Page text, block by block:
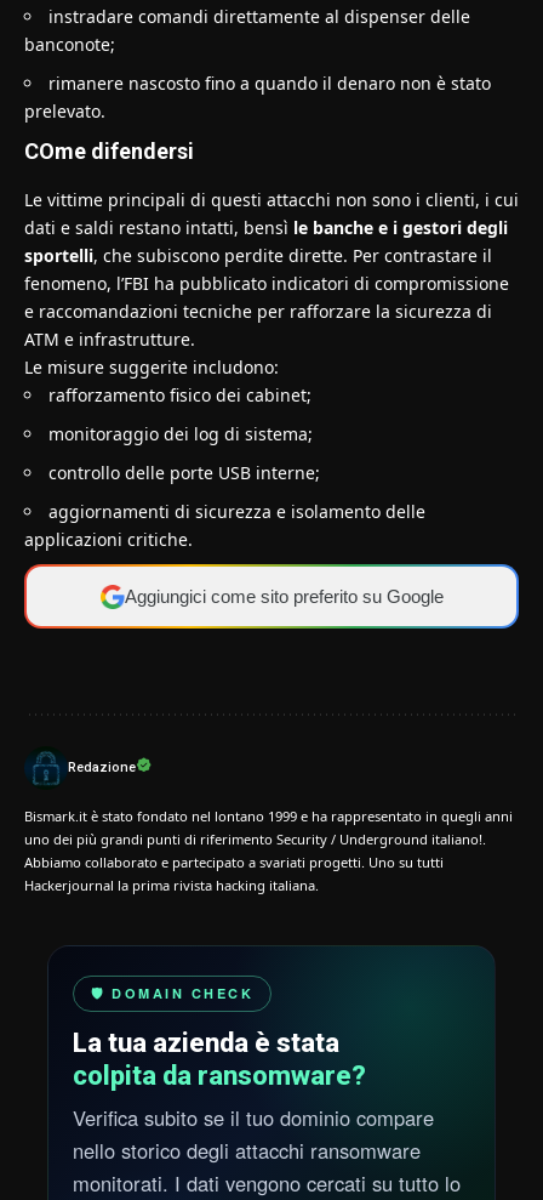
instradare comandi direttamente al dispenser delle
banconote;
rimanere nascosto fino a quando il denaro non è stato
prelevato.
COme difendersi
Le vittime principali di questi attacchi non sono i clienti, i cui
dati e saldi restano intatti, bensì le banche e i gestori degli
sportelli, che subiscono perdite dirette. Per contrastare il
fenomeno, l’FBI ha pubblicato indicatori di compromissione
e raccomandazioni tecniche per rafforzare la sicurezza di
ATM e infrastrutture.
Le misure suggerite includono:
rafforzamento fisico dei cabinet;
monitoraggio dei log di sistema;
controllo delle porte USB interne;
aggiornamenti di sicurezza e isolamento delle
applicazioni critiche.
Aggiungici come sito preferito su Google
Redazione
Bismark.it è stato fondato nel lontano 1999 e ha rappresentato in quegli anni
uno dei più grandi punti di riferimento Security / Underground italiano!.
Abbiamo collaborato e partecipato a svariati progetti. Uno su tutti
Hackerjournal la prima rivista hacking italiana.
🛡️ DOMAIN CHECK
La tua azienda è stata
colpita da ransomware?
Verifica subito se il tuo dominio compare
nello storico degli attacchi ransomware
monitorati. I dati vengono cercati su tutto lo